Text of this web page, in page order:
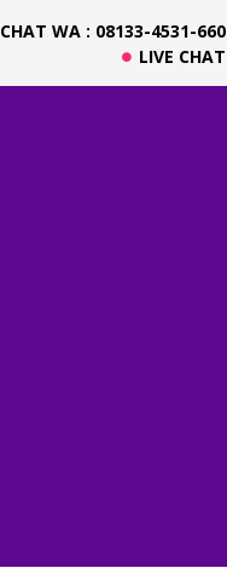
CHAT WA : 08133-4531-660
LIVE CHAT